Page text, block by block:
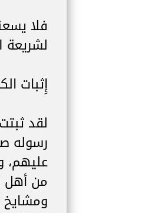
فلا
لشريعة
إِثبات
لقد
رسوله
عليهم،
من أهل
ومشايخ